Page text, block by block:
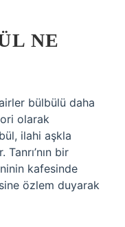
NE
bülbülü daha
olarak
ilahi aşkla
bir
kafesinde
özlem duyarak